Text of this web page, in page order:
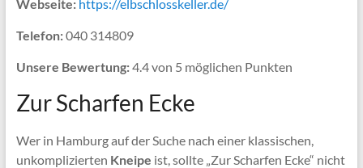
Webseite: https://elbschlosskeller.de/
Telefon:040 314809
Unsere Bewertung:4.4 von 5 möglichen Punkten
Zur Scharfen Ecke
Wer in Hamburg auf der Suche nach einer klassischen,
unkomplizierten Kneipe ist, sollte „Zur Scharfen Ecke“ nicht